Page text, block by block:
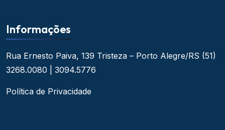
Informações
Rua Ernesto Paiva, 139 Tristeza – Porto Alegre/RS (51)
3268.0080 | 3094.5776
Política de Privacidade